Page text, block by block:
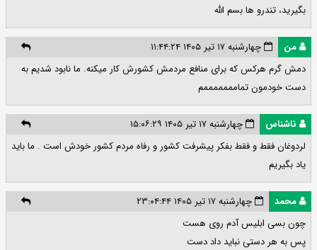
بگیرید، تندرو ها بسم الله
من
چهارشنبه ۱۷ تیر ۱۴۰۵ ۱۱:۴۴:۲۴
دمش گرم هرکس که برای منافع مردمش کشورش کار میکنه. ما نابود شدیم به
دست خودمون تمامممممممم
ناشناس
چهارشنبه ۱۷ تیر ۱۴۰۵ ۱۵:۰۶:۲۹
لردوغان فقط و فقط بفکر پیشرفت کشور و رفاه مردم کشور خودش است . ما باید
یاد بگیریم
محمد
چهارشنبه ۱۷ تیر ۱۴۰۵ ۲۳:۰۴:۴۴
چون بسی ابلیس آدم روی هست
پس به هر دستی نباید داد دست